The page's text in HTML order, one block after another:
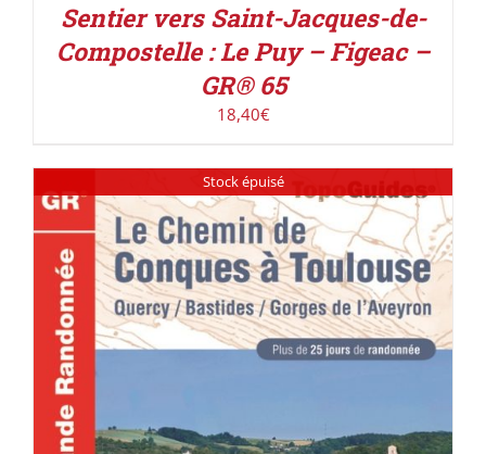
Sentier vers Saint-Jacques-de-
Compostelle : Le Puy – Figeac –
GR® 65
18,40€
Stock épuisé